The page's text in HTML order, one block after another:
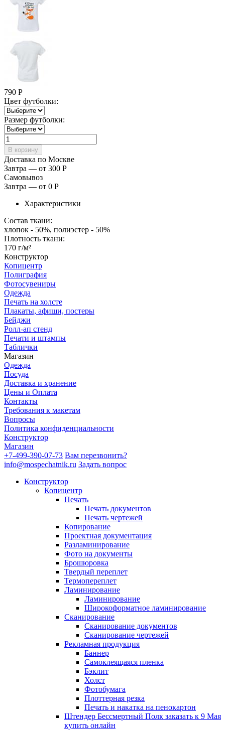
790 Р
Цвет футболки:
Размер футболки:
Доставка по Москве
Завтра — от 300 Р
Самовывоз
Завтра — от 0 Р
Характеристики
Состав ткани:
хлопок - 50%, полиэстер - 50%
Плотность ткани:
170 г/м²
Конструктор
Копицентр
Полиграфия
Фотосувениры
Одежда
Печать на холсте
Плакаты, афиши, постеры
Бейджи
Ролл-ап стенд
Печати и штампы
Таблички
Магазин
Одежда
Посуда
Доставка и хранение
Цены и Оплата
Контакты
Требования к макетам
Вопросы
Политика конфиденциальности
Конструктор
Магазин
+7-499-390-07-73 Вам перезвонить?
info@mospechatnik.ru Задать вопрос
Конструктор
Копицентр
Печать
Печать документов
Печать чертежей
Копирование
Проектная документация
Разламинирование
Фото на документы
Брошюровка
Твердый переплет
Термопереплет
Ламинирование
Ламинирование
Широкоформатное ламинирование
Сканирование
Сканирование документов
Сканирование чертежей
Рекламная продукция
Баннер
Самоклеящаяся пленка
Бэклит
Холст
Фотобумага
Плоттерная резка
Печать и накатка на пенокартон
Штендер Бессмертный Полк заказать к 9 Мая
купить онлайн